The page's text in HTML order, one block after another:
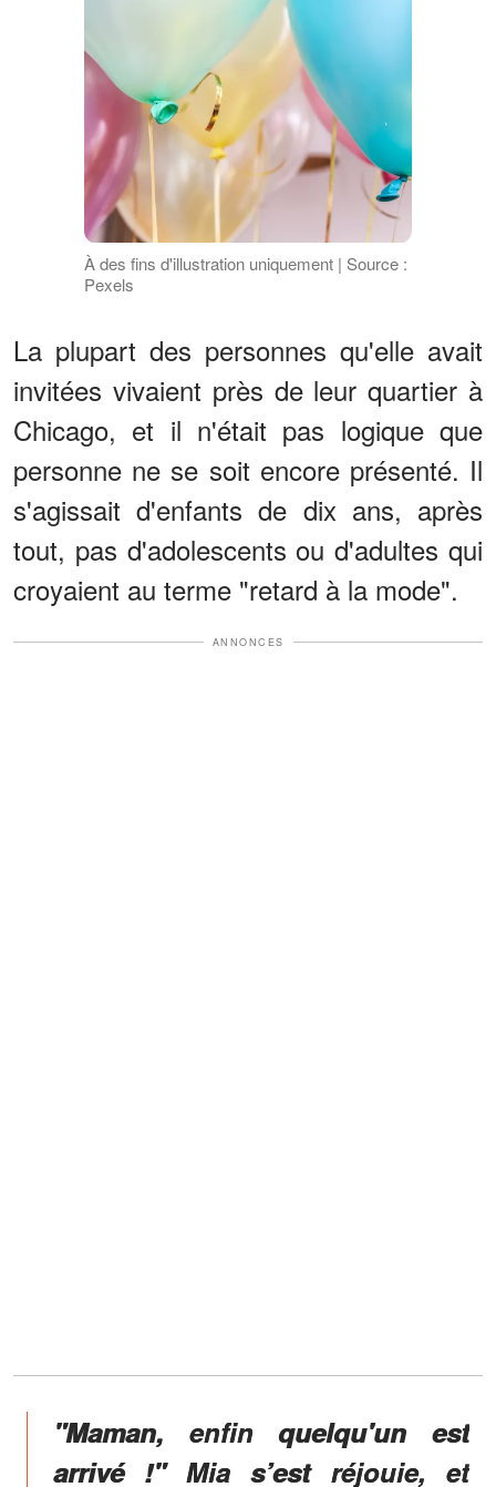
À des fins d'illustration uniquement | Source :
Pexels
La plupart des personnes qu'elle avait
invitées vivaient près de leur quartier à
Chicago, et il n'était pas logique que
personne ne se soit encore présenté. Il
s'agissait d'enfants de dix ans, après
tout, pas d'adolescents ou d'adultes qui
croyaient au terme "retard à la mode".
ANNONCES
"Maman, enfin quelqu'un est
arrivé !" Mia s’est réjouie, et